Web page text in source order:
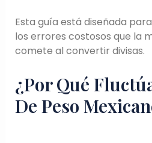
Esta guía está diseñada
los errores costosos que la
comete al convertir divisas.
¿Por Qué
De Peso